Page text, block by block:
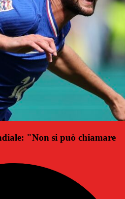
"Non si può chiamare